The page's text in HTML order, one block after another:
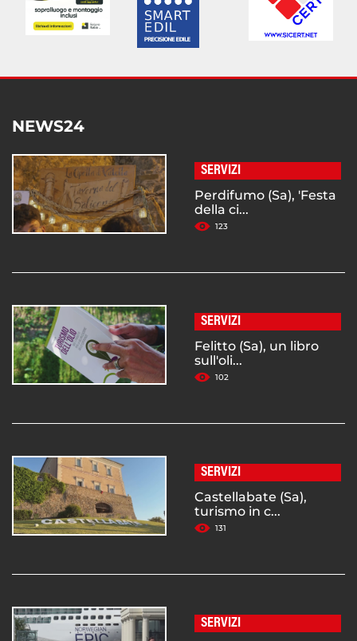
NEWS24
SERVIZI
Perdifumo (Sa), 'Festa
della ci...
123
SERVIZI
Felitto (Sa), un libro
sull'oli...
102
SERVIZI
Castellabate (Sa),
turismo in c...
131
SERVIZI